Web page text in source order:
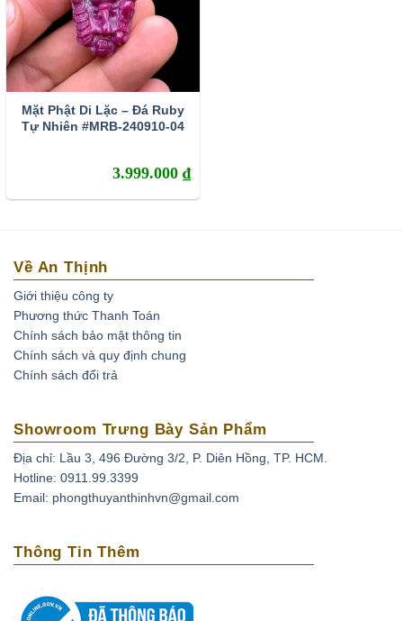
Mặt Phật Di Lặc – Đá Ruby
Tự Nhiên #MRB-240910-04
3.999.000 ₫
Về An Thịnh
Giới thiệu công ty
Phương thức Thanh Toán
Chính sách bảo mật thông tin
Chính sách và quy định chung
Chính sách đổi trả
Showroom Trưng Bày Sản Phẩm
Địa chỉ: Lầu 3, 496 Đường 3/2, P. Diên Hồng, TP. HCM.
Hotline: 0911.99.3399
Email: phongthuyanthinhvn@gmail.com
Thông Tin Thêm